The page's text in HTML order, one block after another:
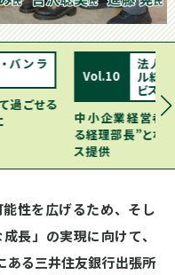
バンラ
過ごせる
Vol.10
法人
ル総
ビス「
中小企業経営者
る経理部長”とな
ス提供
性を広げるため、そし
長」の実現に向けて、
ある三井住友銀行出張所